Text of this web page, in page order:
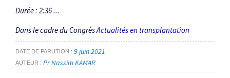
Durée : 2:36 ...
Dans le cadre du CongrèsActualités en transplantation
DATE DE PARUTION 9 juin 2021
AUTEUR Pr Nassim KAMAR